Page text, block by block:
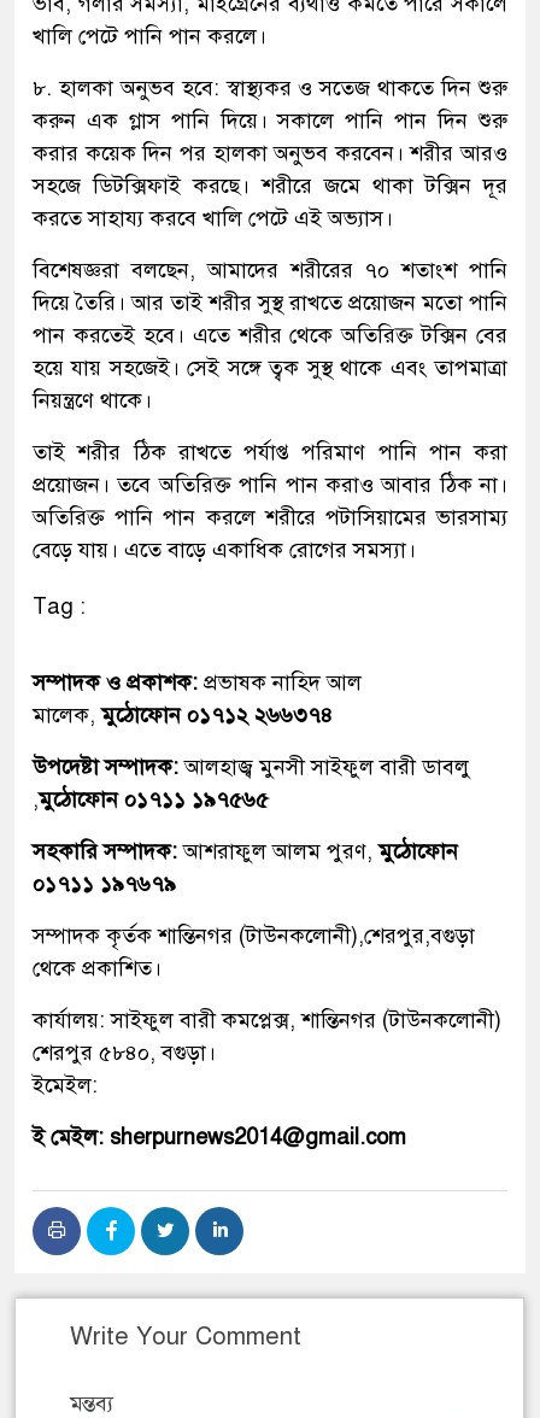
খালি পেটে পানি পান করলে।
৮. হালকা অনুভব হবে: স্বাস্থ্যকর ও সতেজ থাকতে দিন শুরু
করুন এক গ্লাস পানি দিয়ে। সকালে পানি পান দিন শুরু
করার কয়েক দিন পর হালকা অনুভব করবেন। শরীর আরও
সহজে ডিটক্সিফাই করছে। শরীরে জমে থাকা টক্সিন দূর
করতে সাহায্য করবে খালি পেটে এই অভ্যাস।
বিশেষজ্ঞরা বলছেন, আমাদের শরীরের ৭০ শতাংশ পানি
দিয়ে তৈরি। আর তাই শরীর সুস্থ রাখতে প্রয়োজন মতো পানি
পান করতেই হবে। এতে শরীর থেকে অতিরিক্ত টক্সিন বের
হয়ে যায় সহজেই। সেই সঙ্গে ত্বক সুস্থ থাকে এবং তাপমাত্রা
নিয়ন্ত্রণে থাকে।
তাই শরীর ঠিক রাখতে পর্যাপ্ত পরিমাণ পানি পান করা
প্রয়োজন। তবে অতিরিক্ত পানি পান করাও আবার ঠিক না।
অতিরিক্ত পানি পান করলে শরীরে পটাসিয়ামের ভারসাম্য
বেড়ে যায়। এতে বাড়ে একাধিক রোগের সমস্যা।
Tag :
সম্পাদক ও প্রকাশক: প্রভাষক নাহিদ আল
মালেক,মুঠোফোন ০১৭১২ ২৬৬৩৭৪
উপদেষ্টা সম্পাদক:আলহাজ্ব মুনসী সাইফুল বারী ডাবলু
,মুঠোফোন ০১৭১১ ১৯৭৫৬৫
সহকারি সম্পাদক:আশরাফুল আলম পুরণ,মুঠোফোন
০১৭১১ ১৯৭৬৭৯
সম্পাদক কৃর্তক শান্তিনগর (টাউনকলোনী),শেরপুর,বগুড়া
থেকে প্রকাশিত।
কার্যালয়: সাইফুল বারী কমপ্লেক্স, শান্তিনগর (টাউনকলোনী)
শেরপুর ৫৮৪০, বগুড়া।
ইমেইল:
ই মেইল: sherpurnews2014@gmail.com
Write Your Comment
মন্তব্য